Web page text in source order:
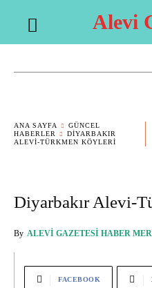
Alevi
ANA SAYFA
GÜNCEL
HABERLER
DIYARBAKIR
ALEVI-TÜRKMEN KÖYLERI
Diyarbakır Alevi-
By ALEVI GAZETESI HABER
FACEBOOK